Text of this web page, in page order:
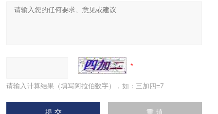
请输入计算结果（填写阿拉伯数字），如：三加四=7